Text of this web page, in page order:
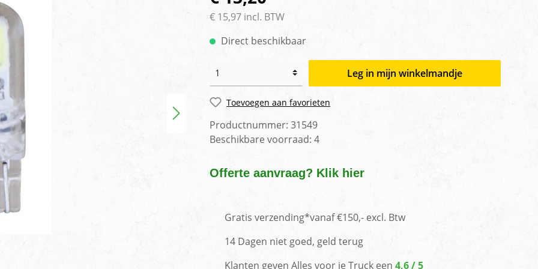
€ 15,97 incl. BTW
Direct beschikbaar
Leg in mijn winkelmandje
Toevoegen aan favorieten
Productnummer: 31549
Beschikbare voorraad: 4
Offerte aanvraag? Klik hier
Gratis verzending*vanaf €150,- excl. Btw
14 Dagen niet goed, geld terug
Klanten geven Alles voor je Truck een 4,6 / 5